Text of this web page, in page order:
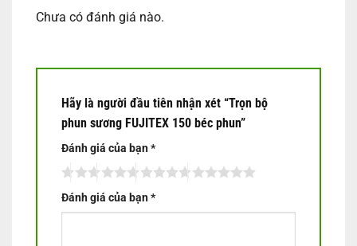
Chưa có đánh giá nào.
Hãy là người đầu tiên nhận xét “Trọn bộ
phun sương FUJITEX 150 béc phun”
Đánh giá của bạn*
Đánh giá của bạn*